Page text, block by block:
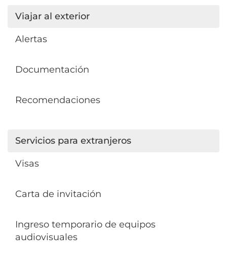
Viajar al exterior
Alertas
Documentación
Recomendaciones
Servicios para extranjeros
Visas
Carta de invitación
Ingreso temporario de equipos
audiovisuales